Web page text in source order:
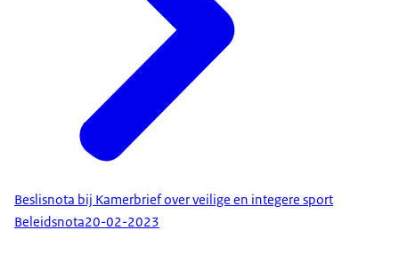
Beslisnota bij Kamerbrief over veilige en integere sport
Beleidsnota20-02-2023